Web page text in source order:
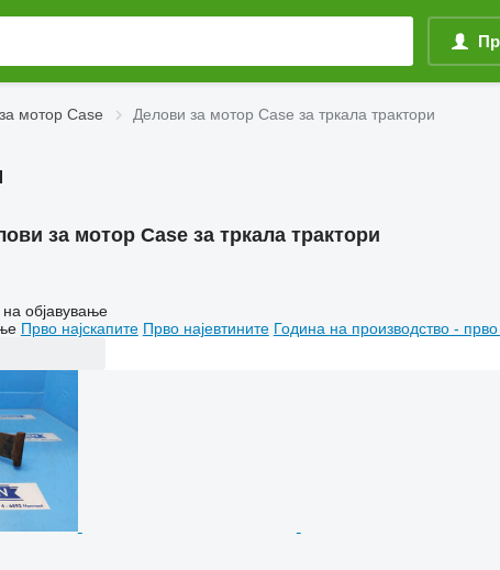
мотор Case Делови за мотор Case за тркала трактори
за мотор Case за тркала трактори
објавување
Прво најскапите Прво најевтините Година на производство -